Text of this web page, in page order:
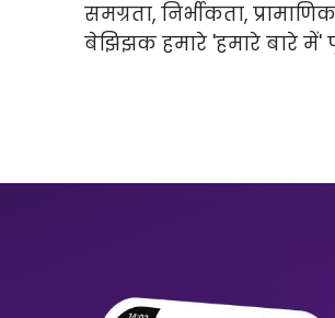
समग्रता, निर्भीकता,
बेझिझक हमारे 'हमारे बारे में'